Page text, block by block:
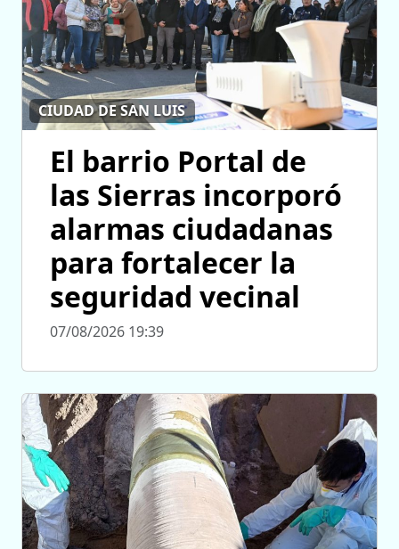
CIUDAD DE SAN LUIS
El barrio Portal de
las Sierras incorporó
alarmas ciudadanas
para fortalecer la
seguridad vecinal
07/08/2026 19:39